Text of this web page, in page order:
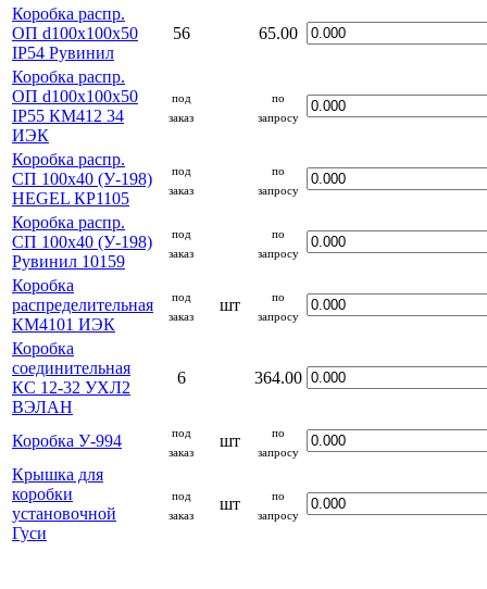
Коробка распр.
ОП d100х100х50
IP54 Рувинил
56 65.00
Коробка распр.
ОП d100х100х50
IP55 КМ412 34
ИЭК
под
заказ
по
запросу
Коробка распр.
СП 100х40 (У-198)
HEGEL КР1105
под
заказ
по
запросу
Коробка распр.
СП 100х40 (У-198)
Рувинил 10159
под
заказ
по
запросу
Коробка
распределительная
КМ4101 ИЭК
под
заказ
шт
по
запросу
Коробка
соединительная
КС 12-32 УХЛ2
ВЭЛАН
6 364.00
Коробка У-994
под
заказ
шт
по
запросу
Крышка для
коробки
установочной
Гуси
под
заказ
шт
по
запросу